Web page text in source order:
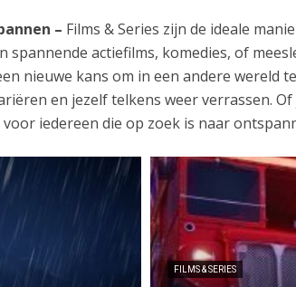
– Films & Series zijn de ideale
actiefilms, komedies, of
nieuwe kans om in een andere wereld
en jezelf telkens weer verrassen.
iedereen die op zoek is naar
FILMS & SERIES